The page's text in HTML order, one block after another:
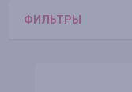
ФИЛЬТРЫ